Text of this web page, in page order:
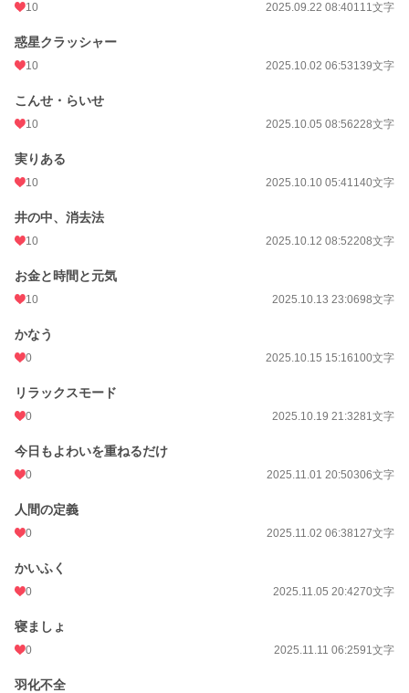
10 2025.09.22 08:40111文字
惑星クラッシャー
10 2025.10.02 06:53139文字
こんせ・らいせ
10 2025.10.05 08:56228文字
実りある
10 2025.10.10 05:41140文字
井の中、消去法
10 2025.10.12 08:52208文字
お金と時間と元気
10 2025.10.13 23:0698文字
かなう
0 2025.10.15 15:16100文字
リラックスモード
0 2025.10.19 21:3281文字
今日もよわいを重ねるだけ
0 2025.11.01 20:50306文字
人間の定義
0 2025.11.02 06:38127文字
かいふく
0 2025.11.05 20:4270文字
寝ましょ
0 2025.11.11 06:2591文字
羽化不全